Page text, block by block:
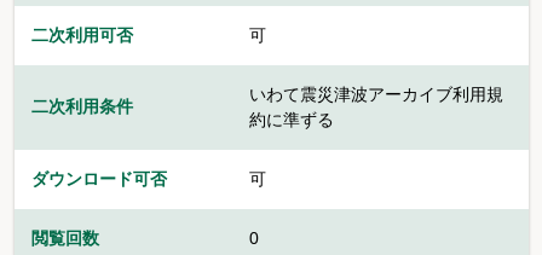
二次利用可否 可
二次利用条件
いわて震災津波アーカイブ利用規
約に準ずる
ダウンロード可否 可
閲覧回数 0